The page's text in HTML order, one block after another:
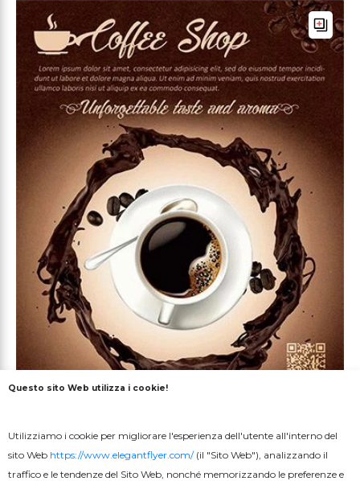
Premium
Questo sito Web utilizza i cookie!
Utilizziamo i cookie per migliorare l'esperienza dell'utente all'interno del
sito Web https://www.elegantflyer.com/(il "Sito Web"), analizzando il
traffico e le tendenze del Sito Web, nonché memorizzando le preferenze e